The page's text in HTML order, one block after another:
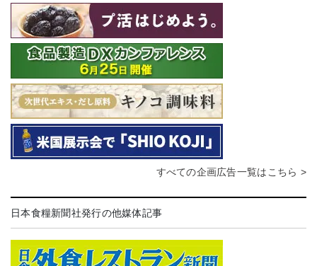
すべての企画広告一覧はこちら >
日本食糧新聞社発行の他媒体記事